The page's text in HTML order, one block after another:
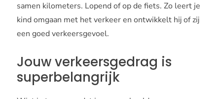
samen kilometers. Lopend of op de fiets. Zo leert je
kind omgaan met het verkeer en ontwikkelt hij of zij
een goed verkeersgevoel.
Jouw verkeersgedrag is
superbelangrijk